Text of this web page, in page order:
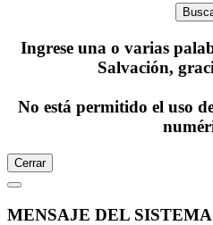
Ingrese una o varias
Salvación,
No está permitido el uso
Cerrar
MENSAJE DEL SISTEMA